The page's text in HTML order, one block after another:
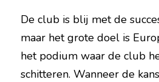
De club is blij met de
maar het grote doel is
het podium waar de club
schitteren. Wanneer de